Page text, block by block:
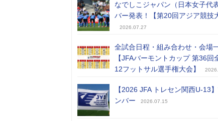
なでしこジャパン（日本女子代
バー発表！【第20回アジア競技
2026.07.27
全試合日程・組み合わせ・会場
【JFAバーモントカップ 第36回
12フットサル選手権大会】
【2026 JFA トレセン関西U-13
ンバー
2026.07.15